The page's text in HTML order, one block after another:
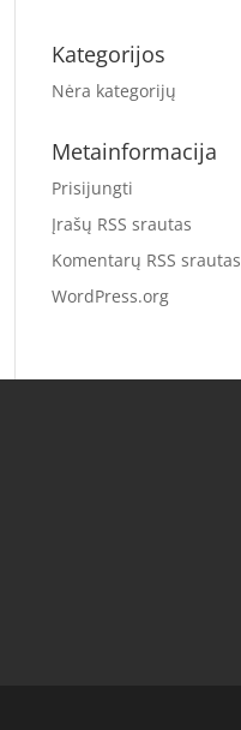
Kategorijos
Nėra kategorijų
Metainformacija
Prisijungti
Įrašų RSS srautas
Komentarų RSS srautas
WordPress.org